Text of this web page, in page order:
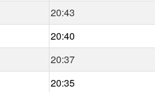
20:43
20:40
20:37
20:35